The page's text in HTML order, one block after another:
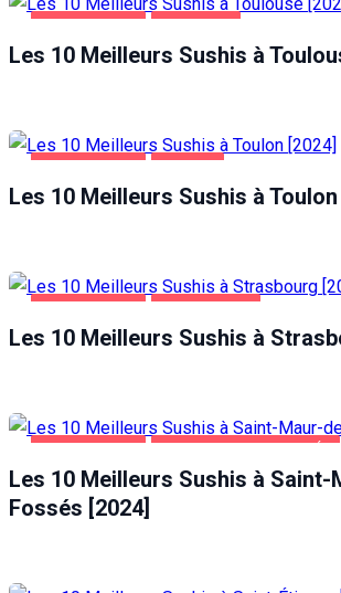
Les 10 Meilleurs Sushis à
Les 10 Meilleurs Sushis à Toulon
Les 10 Meilleurs Sushis à
Les 10 Meilleurs Sushis à Saint-
Fossés [2024]